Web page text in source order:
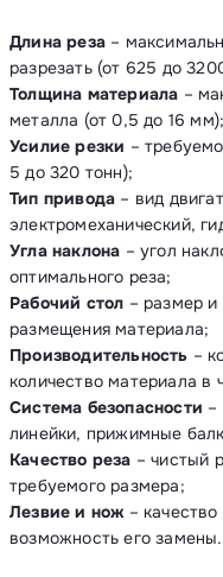
Длина реза –
разрезать (от 625 до
Толщина материала –
металла (от 0,5 до 16 мм);
Усилие резки –
5 до 320 тонн);
Тип привода – вид
электромеханический,
Угла наклона – угол
оптимального реза;
Рабочий стол – размер
размещения материала;
Производительность –
количество материала в
Система безопасности –
линейки, прижимные
Качество реза – чистый
требуемого размера;
Лезвие и нож–
возможность его замены.